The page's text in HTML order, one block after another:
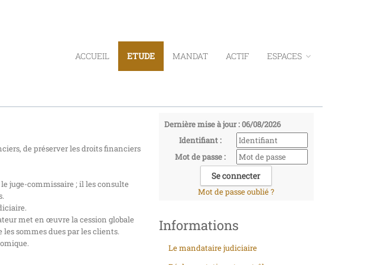
ACCUEIL ETUDE MANDAT ACTIF ESPACES
Dernière mise à jour : 06/08/2026
Identifiant :
Mot de passe :
Mot de passe oublié ?
Informations
Le mandataire judiciaire
de préserver les droits financiers
juge-commissaire ; il les consulte
met en œuvre la cession globale
sommes dues par les clients.